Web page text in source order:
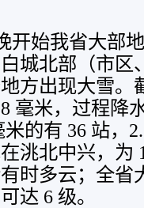
开始我省大部
城北部（市区
方出现大雪。
毫米，过程降
米的有 36 站，
洮北中兴，为
时多云；全省
达 6 级。